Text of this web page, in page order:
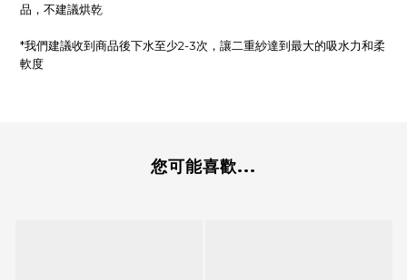
品，不建議烘乾
*我們建議收到商品後下水至少2-3次，讓二重紗達到最大的吸水力和柔
軟度
您可能喜歡...